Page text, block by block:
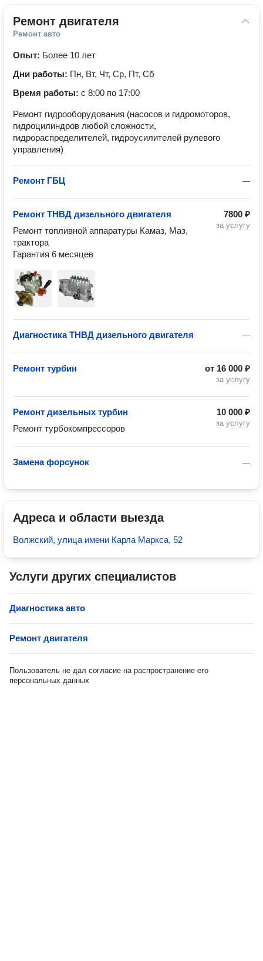
Ремонт двигателя
Ремонт авто
Опыт: Более 10 лет
Дни работы: Пн, Вт, Чт, Ср, Пт, Сб
Время работы: с 8:00 по 17:00
Ремонт гидрооборудования (насосов и гидромоторов,
гидроцилиндров любой сложности,
гидрораспределителей, гидроусилителей рулевого
управления)
—
Ремонт ГБЦ
7800 ₽
за услугу
Ремонт ТНВД дизельного двигателя
Ремонт топливной аппаратуры Камаз, Маз,
трактора
Гарантия 6 месяцев
—
Диагностика ТНВД дизельного двигателя
от 16 000 ₽
за услугу
Ремонт турбин
10 000 ₽
за услугу
Ремонт дизельных турбин
Ремонт турбокомпрессоров
—
Замена форсунок
Адреса и области выезда
Волжский, улица имени Карла Маркса, 52
Услуги других специалистов
Диагностика авто
Ремонт двигателя
Пользователь не дал согласие на распространение его
персональных данных